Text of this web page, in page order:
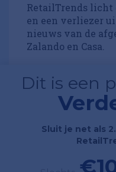
RetailTrends
en een verliezer
nieuws van de
Zalando en Casa.
Dit is een
Sluit je net als